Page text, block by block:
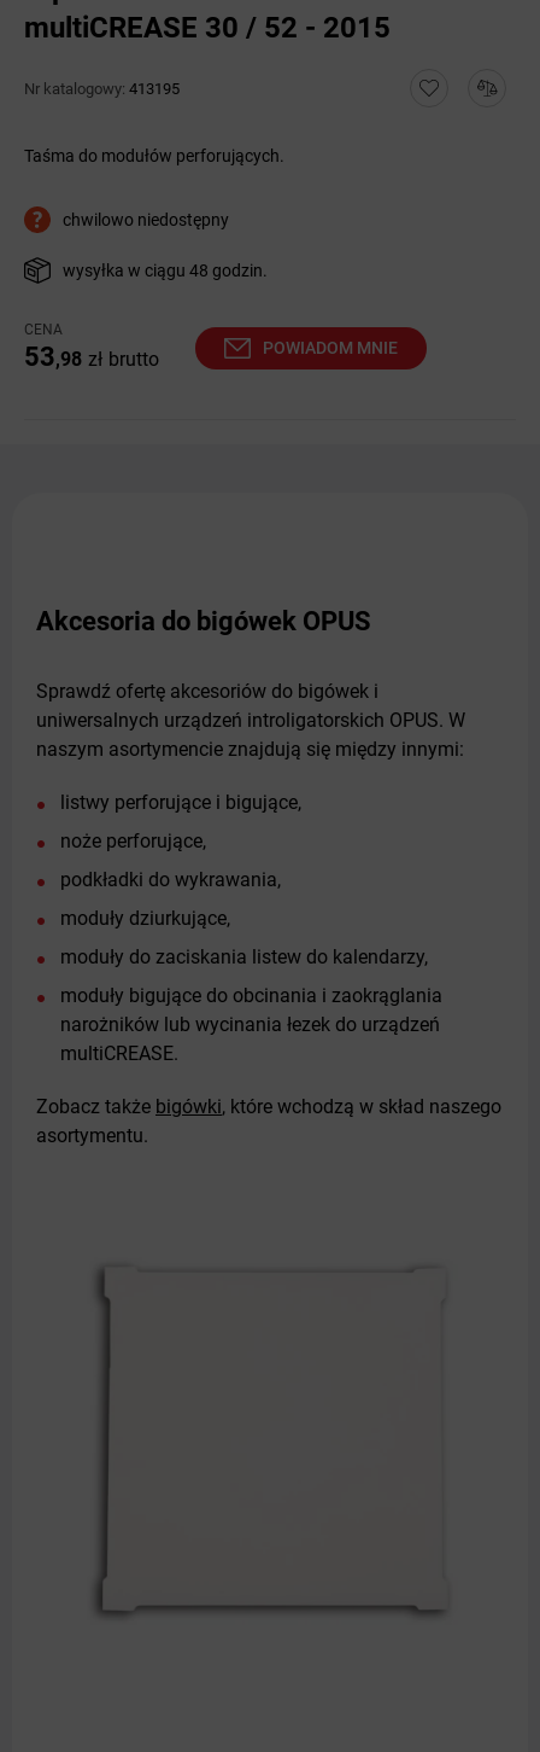
multiCREASE 30 / 52 - 2015
Nr katalogowy: 413195
Taśma do modułów perforujących.
chwilowo niedostępny
wysyłka w ciągu 48 godzin.
CENA
53,98 zł brutto
POWIADOM MNIE
Akcesoria do bigówek OPUS
Sprawdź ofertę akcesoriów do bigówek i
uniwersalnych urządzeń introligatorskich OPUS. W
naszym asortymencie znajdują się między innymi:
listwy perforujące i bigujące,
noże perforujące,
podkładki do wykrawania,
moduły dziurkujące,
moduły do zaciskania listew do kalendarzy,
moduły bigujące do obcinania i zaokrąglania
narożników lub wycinania łezek do urządzeń
multiCREASE.
Zobacz także bigówki, które wchodzą w skład naszego
asortymentu.